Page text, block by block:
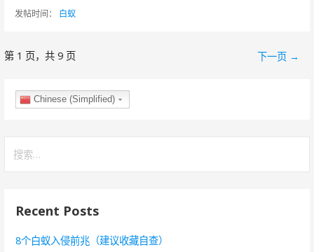
发帖时间： 白蚁
文
章
航
第 1 页，共 9 页 下一页 →
Chinese (Simplified)
索
Recent Posts
8个白蚁入侵前兆（建议收藏自查）